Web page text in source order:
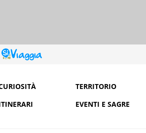
TERRITORIO
EVENTI E SAGRE